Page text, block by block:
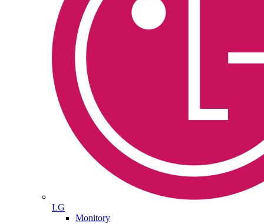
LG
Monitory